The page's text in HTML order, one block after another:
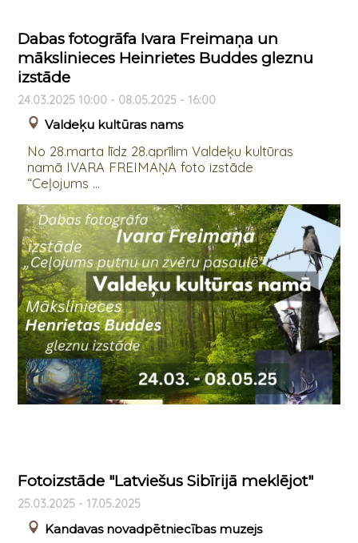
Dabas fotogrāfa Ivara Freimaņa un
mākslinieces Heinrietes Buddes gleznu
izstāde
24.03.2025 10:00 - 08.05.2025 - 16:00
Valdeķu kultūras nams
No 28.marta līdz 28.aprīlim Valdeķu kultūras
namā IVARA FREIMAŅA foto izstāde
“Ceļojums ...
Fotoizstāde "Latviešus Sibīrijā meklējot"
25.03.2025 - 17.05.2025
Kandavas novadpētniecības muzejs